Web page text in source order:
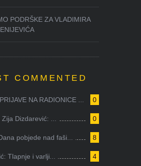
PODRŠKE ZA VLADIMIRA
COMMENTED
0
NA RADIONICE ...
0
Dizdarević: ...
8
pobjede nad faši...
4
Tlapnje i varlji...